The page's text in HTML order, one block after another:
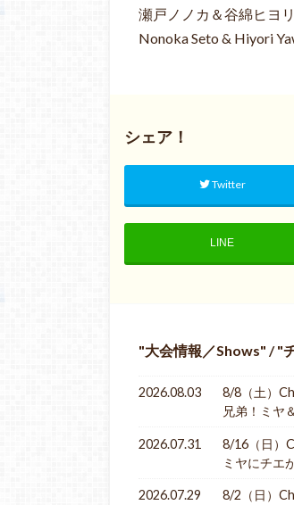
瀬戸ノノカ＆谷綿ヒヨリ
Nonoka Seto & Hiyori
シェア！
Twitter
LINE
大会情報／Shows /
2026.08.03
8/8（土）
兄弟！ミヤ
2026.07.31
8/16（日）
ミヤにチエ
2026.07.29
8/2（日）